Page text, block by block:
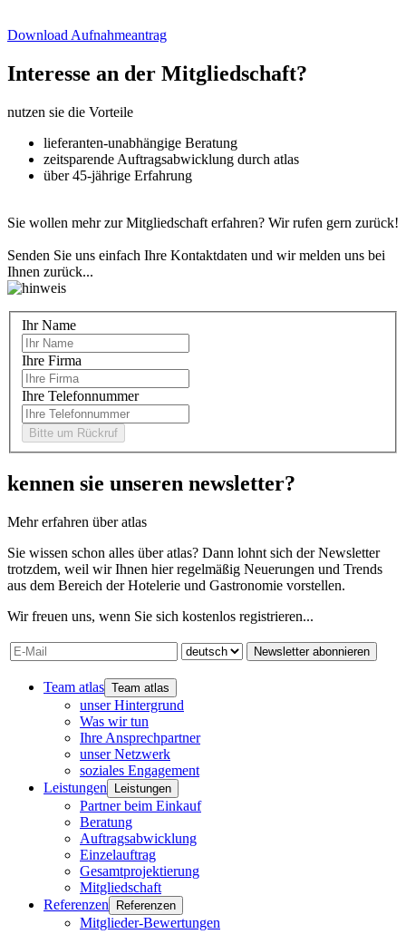
Download Aufnahmeantrag
Interesse an der Mitgliedschaft?
nutzen sie die Vorteile
lieferanten-unabhängige Beratung
zeitsparende Auftragsabwicklung durch atlas
über 45-jährige Erfahrung
Sie wollen mehr zur Mitgliedschaft erfahren? Wir rufen gern zurück!
Senden Sie uns einfach Ihre Kontaktdaten und wir melden uns bei
Ihnen zurück...
Ihr Name
Ihre Firma
Ihre Telefonnummer
kennen sie unseren newsletter?
Mehr erfahren über atlas
Sie wissen schon alles über atlas? Dann lohnt sich der Newsletter
trotzdem, weil wir Ihnen hier regelmäßig Neuerungen und Trends
aus dem Bereich der Hotelerie und Gastronomie vorstellen.
Wir freuen uns, wenn Sie sich kostenlos registrieren...
Newsletter abonnieren
Team atlas Team atlas
unser Hintergrund
Was wir tun
Ihre Ansprechpartner
unser Netzwerk
soziales Engagement
Leistungen
Leistungen
Partner beim Einkauf
Beratung
Auftragsabwicklung
Einzelauftrag
Gesamtprojektierung
Mitgliedschaft
Referenzen
Referenzen
Mitglieder-Bewertungen